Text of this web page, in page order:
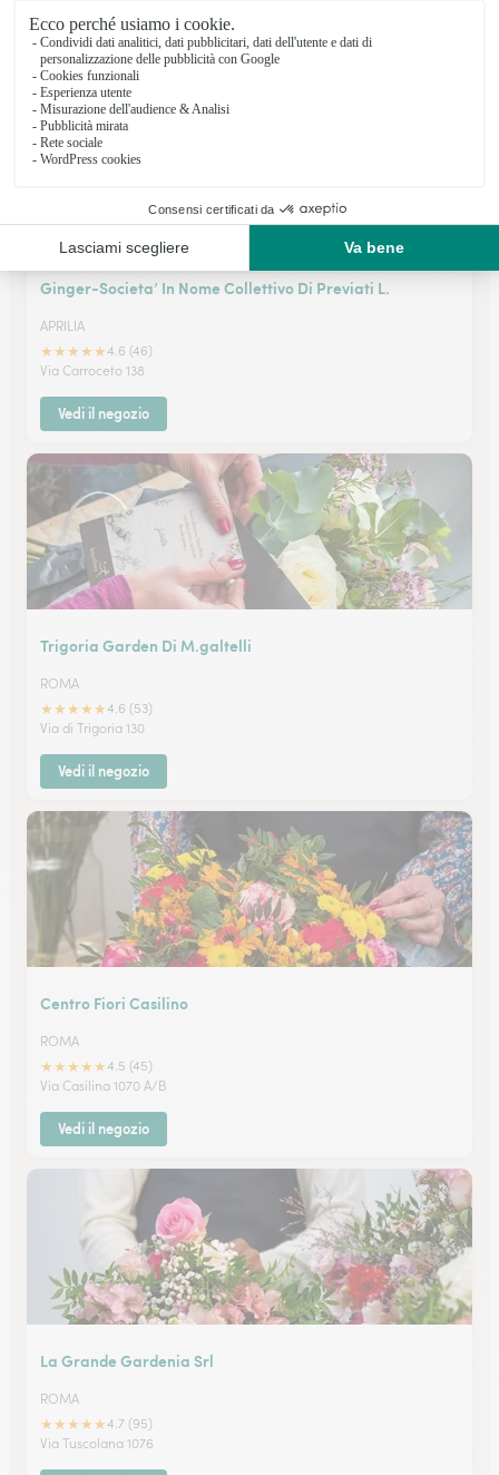
Via Roma 98/a
Vedi il negozio
Ginger-Societa’ In Nome Collettivo Di Previati L.
APRILIA
★★★★★4.6 (46)
Via Carroceto 138
Vedi il negozio
Trigoria Garden Di M.galtelli
ROMA
★★★★★4.6 (53)
Via di Trigoria 130
Vedi il negozio
Centro Fiori Casilino
ROMA
★★★★★4.5 (45)
Via Casilina 1070 A/B
Vedi il negozio
La Grande Gardenia Srl
ROMA
★★★★★4.7 (95)
Via Tuscolana 1076